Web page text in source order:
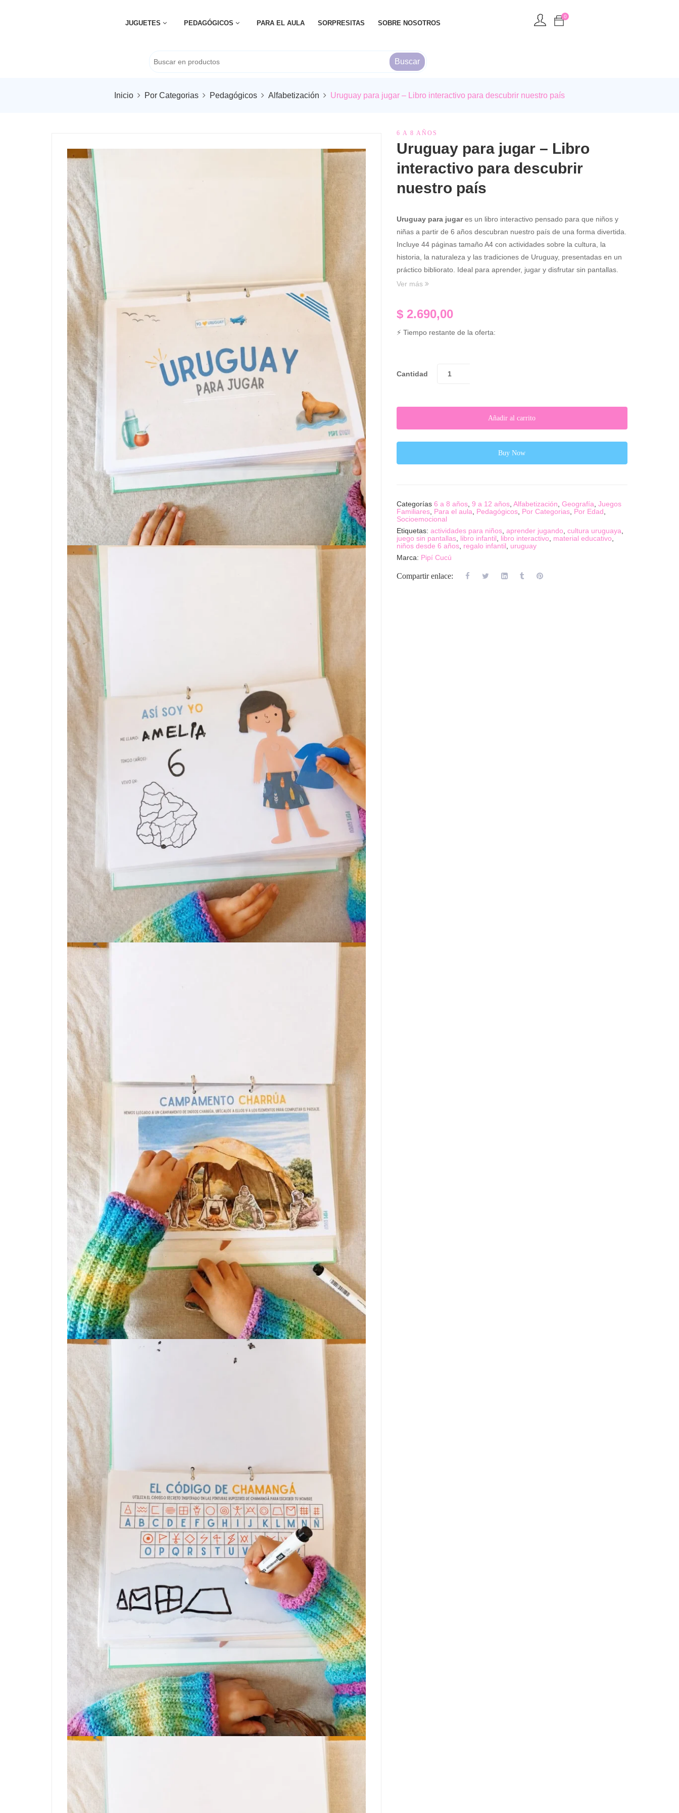
JUGUETES PEDAGÓGICOS PARA EL AULA SORPRESITAS SOBRE NOSOTROS
0
Buscar
Inicio Por Categorias Pedagógicos Alfabetización Uruguay para jugar – Libro interactivo para descubrir nuestro país
6 A 8 AÑOS
Uruguay para jugar – Libro
interactivo para descubrir
nuestro país
Uruguay para jugares un libro interactivo pensado para que niños y
niñas a partir de 6 años descubran nuestro país de una forma divertida.
Incluye 44 páginas tamaño A4 con actividades sobre la cultura, la
historia, la naturaleza y las tradiciones de Uruguay, presentadas en un
práctico bibliorato. Ideal para aprender, jugar y disfrutar sin pantallas.
Ver más
$2.690,00
⚡ Tiempo restante de la oferta:
Cantidad
Añadir al carrito
Buy Now
Categorías 6 a 8 años, 9 a 12 años, Alfabetización Geografía Juegos
Familiares, Para el aula Pedagógicos, Por Categorias, Por Edad
Socioemocional
Etiquetas: actividades para niños, aprender jugando cultura uruguaya
juego sin pantallas, libro infantil libro interactivo material educativo
niños desde 6 años, regalo infantil
uruguay
Marca: Pipí Cucú
Compartir enlace: